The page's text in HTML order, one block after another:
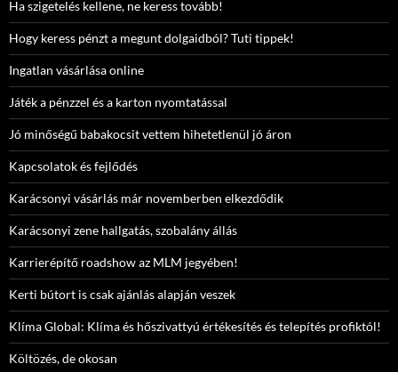
Ha szigetelés kellene, ne keress tovább!
Hogy keress pénzt a megunt dolgaidból? Tuti tippek!
Ingatlan vásárlása online
Játék a pénzzel és a karton nyomtatással
Jó minőségű babakocsit vettem hihetetlenül jó áron
Kapcsolatok és fejlődés
Karácsonyi vásárlás már novemberben elkezdődik
Karácsonyi zene hallgatás, szobalány állás
Karrierépítő roadshow az MLM jegyében!
Kerti bútort is csak ajánlás alapján veszek
Klíma Global: Klíma és hőszivattyú értékesítés és telepítés profiktól!
Költözés, de okosan